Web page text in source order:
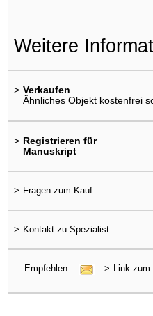
Weitere
> Verkaufen
Ähnliches Objekt kostenfrei
> Registrieren für
Manuskript
> Fragen zum Kauf
> Kontakt zu Spezialist
Empfehlen > Link zum